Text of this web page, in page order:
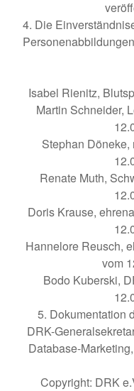
4. Die
Isabel Rienitz,
Martin Schneider,
Stephan
Renate Muth,
Doris Krause,
Hannelore Reusch,
vom
Bodo Kuberski,
5. Dokumentation
DRK-
Database-
Copyright: DRK